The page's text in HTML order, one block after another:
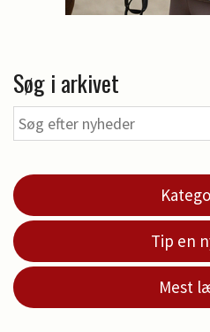
Søg i arkivet
Tip en
Mest